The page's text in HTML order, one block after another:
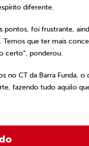
diferente.
pontos, foi frustrante,
que ter mais
certo”, ponderou.
no CT da Barra Funda,
fazendo tudo aquilo